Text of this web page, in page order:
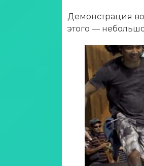
Демонстрация
этого —